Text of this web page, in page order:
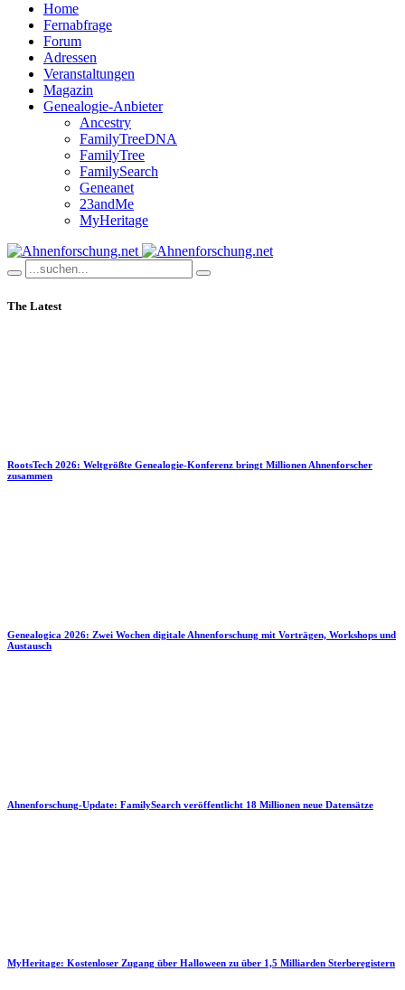
Home
Fernabfrage
Forum
Adressen
Veranstaltungen
Magazin
Genealogie-Anbieter
Ancestry
FamilyTreeDNA
FamilyTree
FamilySearch
Geneanet
23andMe
MyHeritage
The Latest
RootsTech 2026: Weltgrößte Genealogie-Konferenz bringt Millionen Ahnenforscher
zusammen
Genealogica 2026: Zwei Wochen digitale Ahnenforschung mit Vorträgen, Workshops und
Austausch
Ahnenforschung-Update: FamilySearch veröffentlicht 18 Millionen neue Datensätze
MyHeritage: Kostenloser Zugang über Halloween zu über 1,5 Milliarden Sterberegistern